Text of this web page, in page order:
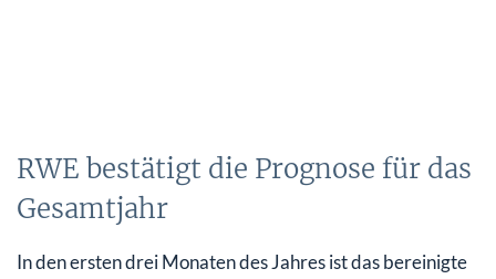
RWE bestätigt die Prognose für das
Gesamtjahr
In den ersten drei Monaten des Jahres ist das bereinigte